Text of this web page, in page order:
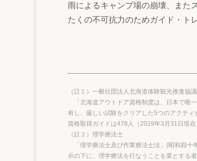
雨によるキャンプ場の崩壊、また
たくの不可抗力のためガイド・ト
（註１）一般社団法人北海道体験観光推進協
「北海道アウトドア資格制度は、日本で唯
有し、厳しい試験をクリアした5つのアクティ
資格取得ガイドは478人（2019年3月31日現在
（註２）理学療法士
「理学療法士及び作業療法士法」(昭和四十
示の下に、理学療法を行なうことを業とする